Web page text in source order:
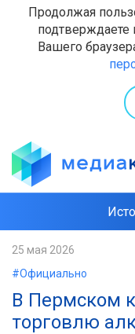
Продолжая
подтверждаете
Вашего
25 мая 2026
#Официально
В Пермском
торговлю